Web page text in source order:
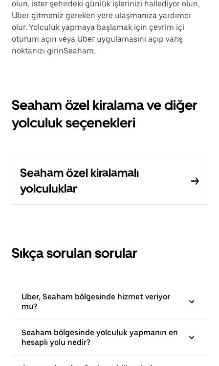
olun, ister şehirdeki günlük işlerinizi hallediyor olun,
Uber gitmeniz gereken yere ulaşmanıza yardımcı
olur. Yolculuk yapmaya başlamak için çevrim içi
oturum açın veya Uber uygulamasını açıp varış
noktanızı girinSeaham.
Seaham özel kiralama ve diğer
yolculuk seçenekleri
Seaham özel kiralamalı
yolculuklar
Sıkça sorulan sorular
Uber, Seaham bölgesinde hizmet veriyor
mu?
Seaham bölgesinde yolculuk yapmanın en
hesaplı yolu nedir?